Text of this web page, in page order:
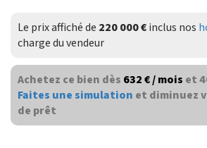
Le prix affiché de 220 000 €inclus nos
charge du vendeur
Achetez ce bien dès 632 € / mois et
Faites une simulation et diminuez
de prêt